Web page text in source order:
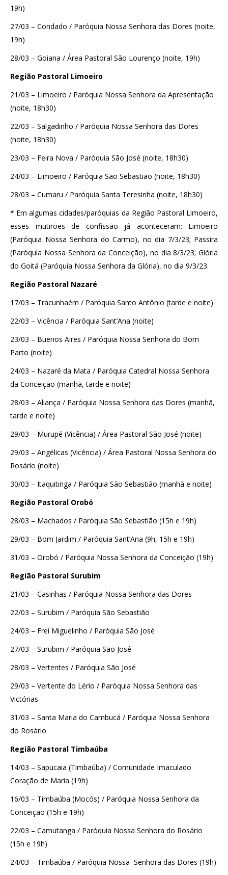
19h)
27/03 – Condado / Paróquia Nossa Senhora das Dores (noite,
19h)
28/03 – Goiana / Área Pastoral São Lourenço (noite, 19h)
Região Pastoral Limoeiro
21/03 – Limoeiro / Paróquia Nossa Senhora da Apresentação
(noite, 18h30)
22/03 – Salgadinho / Paróquia Nossa Senhora das Dores
(noite, 18h30)
23/03 – Feira Nova / Paróquia São José (noite, 18h30)
24/03 – Limoeiro / Paróquia São Sebastião (noite, 18h30)
28/03 – Cumaru / Paróquia Santa Teresinha (noite, 18h30)
* Em algumas cidades/paróquias da Região Pastoral Limoeiro,
esses mutirões de confissão já aconteceram: Limoeiro
(Paróquia Nossa Senhora do Carmo), no dia 7/3/23; Passira
(Paróquia Nossa Senhora da Conceição), no dia 8/3/23; Glória
do Goitá (Paróquia Nossa Senhora da Glória), no dia 9/3/23.
Região Pastoral Nazaré
17/03 – Tracunhaém / Paróquia Santo Antônio (tarde e noite)
22/03 – Vicência / Paróquia Sant’Ana (noite)
23/03 – Buenos Aires / Paróquia Nossa Senhora do Bom
Parto (noite)
24/03 – Nazaré da Mata / Paróquia Catedral Nossa Senhora
da Conceição (manhã, tarde e noite)
28/03 – Aliança / Paróquia Nossa Senhora das Dores (manhã,
tarde e noite)
29/03 – Murupé (Vicência) / Área Pastoral São José (noite)
29/03 – Angélicas (Vicência) / Área Pastoral Nossa Senhora do
Rosário (noite)
30/03 – Itaquitinga / Paróquia São Sebastião (manhã e noite)
Região Pastoral Orobó
28/03 – Machados / Paróquia São Sebastião (15h e 19h)
29/03 – Bom Jardim / Paróquia Sant’Ana (9h, 15h e 19h)
31/03 – Orobó / Paróquia Nossa Senhora da Conceição (19h)
Região Pastoral Surubim
21/03 – Casinhas / Paróquia Nossa Senhora das Dores
22/03 – Surubim / Paróquia São Sebastião
24/03 – Frei Miguelinho / Paróquia São José
27/03 – Surubim / Paróquia São José
28/03 – Vertentes / Paróquia São José
29/03 – Vertente do Lério / Paróquia Nossa Senhora das
Victórias
31/03 – Santa Maria do Cambucá / Paróquia Nossa Senhora
do Rosário
Região Pastoral Timbaúba
14/03 – Sapucaia (Timbaúba) / Comunidade Imaculado
Coração de Maria (19h)
16/03 – Timbaúba (Mocós) / Paróquia Nossa Senhora da
Conceição (15h e 19h)
22/03 – Camutanga / Paróquia Nossa Senhora do Rosário
(15h e 19h)
24/03 – Timbaúba / Paróquia Nossa Senhora das Dores (19h)